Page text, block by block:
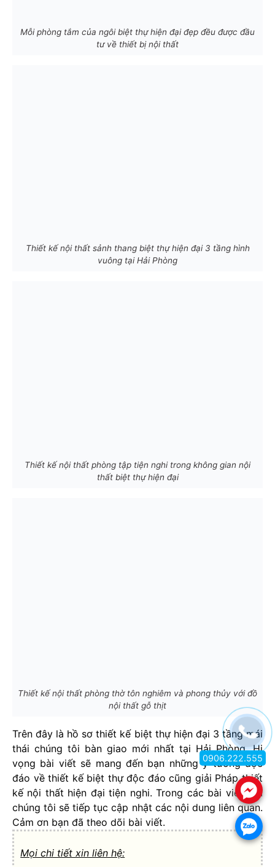
Mỗi phòng tắm của ngôi biệt thự hiện đại đẹp đều được đầu
tư về thiết bị nội thất
Thiết kế nội thất sảnh thang biệt thự hiện đại 3 tầng hình
vuông tại Hải Phòng
Thiết kế nội thất phòng tập tiện nghi trong không gian nội
thất biệt thự hiện đại
Thiết kế nội thất phòng thờ tôn nghiêm và phong thủy với đồ
nội thất gỗ thịt
Trên đây là hồ sơ thiết kế biệt thự hiện đại 3 tầng mái
thái chúng tôi bàn giao mới nhất tại Hải Phòng. Hi
vọng bài viết sẽ mang đến bạn những ý tưởng độc
đáo về thiết kế biệt thự độc đáo cũng giải Pháp thiết
kế nội thất hiện đại tiện nghi. Trong các bài viết sau
chúng tôi sẽ tiếp tục cập nhật các nội dung liên quan.
Cảm ơn bạn đã theo dõi bài viết.
Mọi chi tiết xin liên hệ:
.
.
0906.222.555